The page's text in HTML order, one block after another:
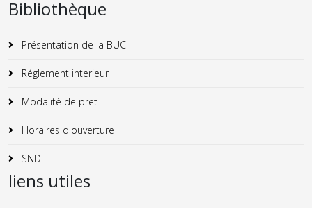
Bibliothèque
Présentation de la BUC
Réglement interieur
Modalité de pret
Horaires d'ouverture
SNDL
liens utiles